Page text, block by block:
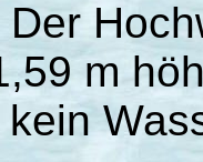
Der
m